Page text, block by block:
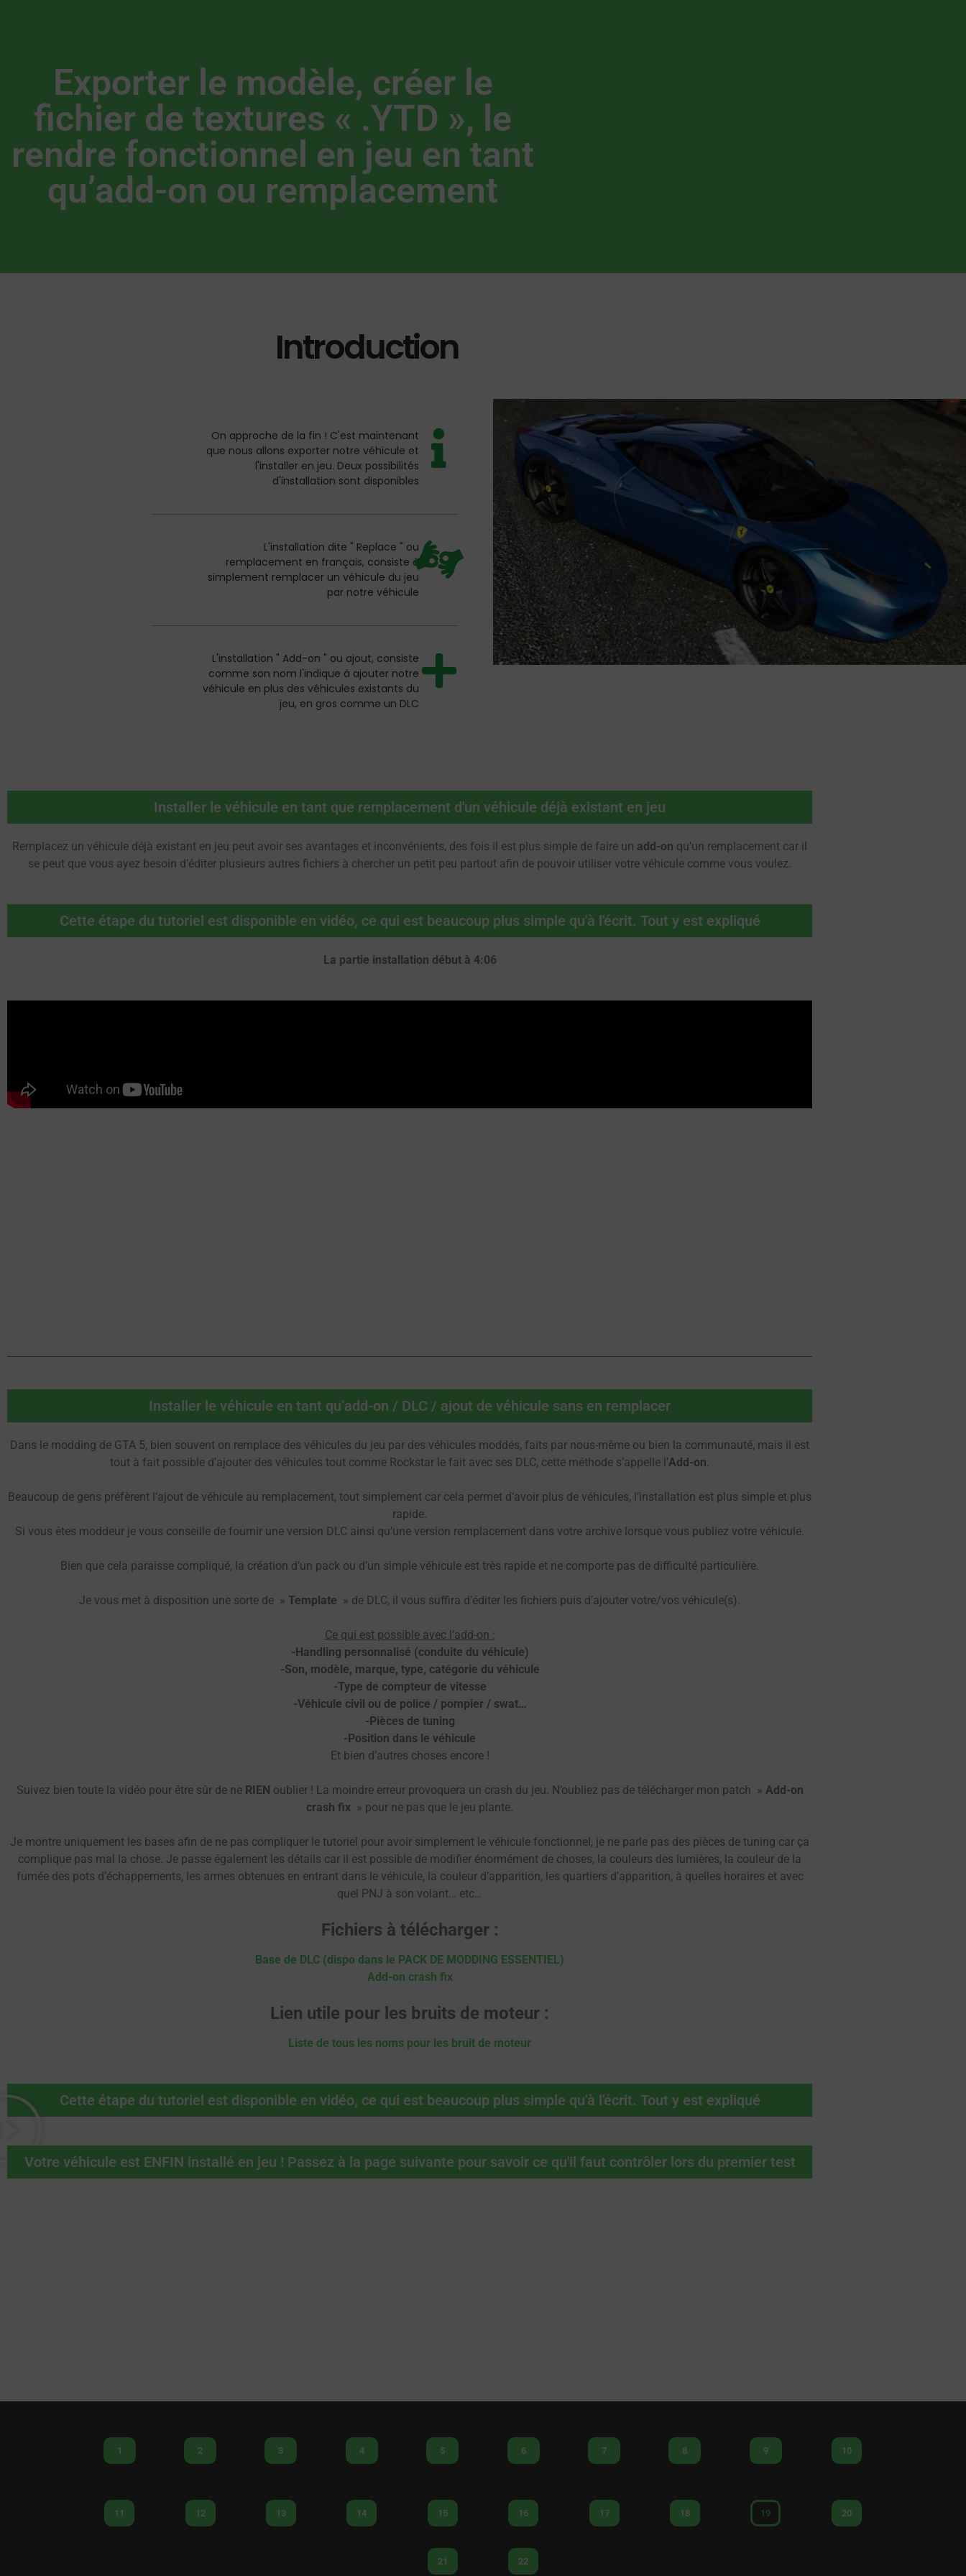
Exporter le modèle, créer le
fichier de textures « .YTD », le
rendre fonctionnel en jeu en tant
qu’add-on ou remplacement
Introduction
On approche de la fin ! C'est maintenant
que nous allons exporter notre véhicule et
l'installer en jeu. Deux possibilités
d'installation sont disponibles
L'installation dite " Replace " ou
remplacement en français, consiste à
simplement remplacer un véhicule du jeu
par notre véhicule
L'installation " Add-on " ou ajout, consiste
comme son nom l'indique à ajouter notre
véhicule en plus des véhicules existants du
jeu, en gros comme un DLC
Installer le véhicule en tant que remplacement d'un véhicule déjà existant en jeu
Remplacez un véhicule déjà existant en jeu peut avoir ses avantages et inconvénients, des fois il est plus simple de faire un add-on qu’un remplacement car il
se peut que vous ayez besoin d’éditer plusieurs autres fichiers à chercher un petit peu partout afin de pouvoir utiliser votre véhicule comme vous voulez.
Cette étape du tutoriel est disponible en vidéo, ce qui est beaucoup plus simple qu'à l'écrit. Tout y est expliqué
La partie installation début à 4:06
Installer le véhicule en tant qu’add-on / DLC / ajout de véhicule sans en remplacer
Dans le modding de GTA 5, bien souvent on remplace des véhicules du jeu par des véhicules moddés, faits par nous-même ou bien la communauté, mais il est
tout à fait possible d’ajouter des véhicules tout comme Rockstar le fait avec ses DLC, cette méthode s’appelle l’Add-on.
Beaucoup de gens préfèrent l’ajout de véhicule au remplacement, tout simplement car cela permet d’avoir plus de véhicules, l’installation est plus simple et plus
rapide.
Si vous êtes moddeur je vous conseille de fournir une version DLC ainsi qu’une version remplacement dans votre archive lorsque vous publiez votre véhicule.
Bien que cela paraisse compliqué, la création d’un pack ou d’un simple véhicule est très rapide et ne comporte pas de difficulté particulière.
Je vous met à disposition une sorte de » Template » de DLC, il vous suffira d’éditer les fichiers puis d’ajouter votre/vos véhicule(s).
Ce qui est possible avec l’add-on :
-Handling personnalisé (conduite du véhicule)
-Son, modèle, marque, type, catégorie du véhicule
-Type de compteur de vitesse
-Véhicule civil ou de police / pompier / swat…
-Pièces de tuning
-Position dans le véhicule
Et bien d’autres choses encore !
Suivez bien toute la vidéo pour être sûr de ne RIEN oublier ! La moindre erreur provoquera un crash du jeu. N’oubliez pas de télécharger mon patch » Add-on
crash fix » pour ne pas que le jeu plante.
Je montre uniquement les bases afin de ne pas compliquer le tutoriel pour avoir simplement le véhicule fonctionnel, je ne parle pas des pièces de tuning car ça
complique pas mal la chose. Je passe également les détails car il est possible de modifier énormément de choses, la couleurs des lumières, la couleur de la
fumée des pots d’échappements, les armes obtenues en entrant dans le véhicule, la couleur d’apparition, les quartiers d’apparition, à quelles horaires et avec
quel PNJ à son volant… etc…
Fichiers à télécharger :
Base de DLC (dispo dans le PACK DE MODDING ESSENTIEL)
Add-on crash fix
Lien utile pour les bruits de moteur :
Liste de tous les noms pour les bruit de moteur
Cette étape du tutoriel est disponible en vidéo, ce qui est beaucoup plus simple qu'à l'écrit. Tout y est expliqué
Votre véhicule est ENFIN installé en jeu ! Passez à la page suivante pour savoir ce qu'il faut contrôler lors du premier test
1
11
2
12
3
13
4
14
5
15
6
16
7
17
8
18
9
19
10
20
21 22